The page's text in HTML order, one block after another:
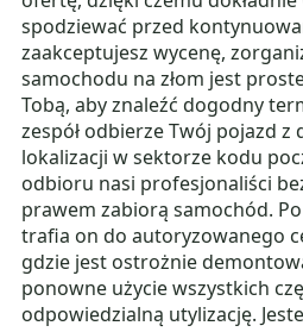
spodziewać przed
zaakceptujesz wycenę,
samochodu na złom jest
Tobą, aby znaleźć dogodny
zespół odbierze Twój pojazd z
lokalizacji w sektorze kodu
odbioru nasi profesjonaliści
prawem zabiorą samochód.
trafia on do autoryzowanego
gdzie jest ostrożnie
ponowne użycie wszystkich
odpowiedzialną utylizację.